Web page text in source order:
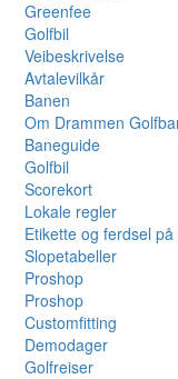
Greenfee
Golfbil
Veibeskrivelse
Avtalevilkår
Banen
Om Drammen
Baneguide
Golfbil
Scorekort
Lokale regler
Etikette og ferdsel på
Slopetabeller
Proshop
Proshop
Customfitting
Demodager
Golfreiser